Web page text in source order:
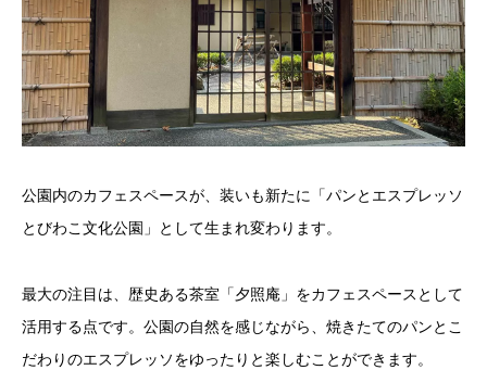
公園内のカフェスペースが、装いも新たに「パンとエスプレッソ
とびわこ文化公園」として生まれ変わります。
最大の注目は、歴史ある茶室「夕照庵」をカフェスペースとして
活用する点です。公園の自然を感じながら、焼きたてのパンとこ
だわりのエスプレッソをゆったりと楽しむことができます。